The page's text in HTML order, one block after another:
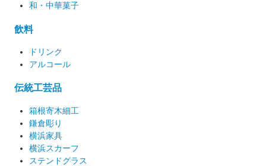
和・中華菓子
飲料
ドリンク
アルコール
伝統工芸品
箱根寄木細工
鎌倉彫り
横浜家具
横浜スカーフ
ステンドグラス